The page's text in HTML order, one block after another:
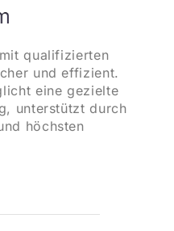
qualifizierten
und effizient.
eine gezielte
unterstützt durch
höchsten